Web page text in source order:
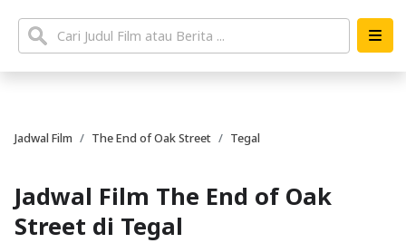
Jadwal Film The End of Oak Street Tegal
Jadwal Film The End of Oak
Street di Tegal